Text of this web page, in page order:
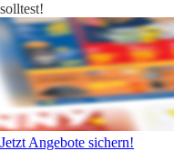
solltest!
Jetzt Angebote sichern!